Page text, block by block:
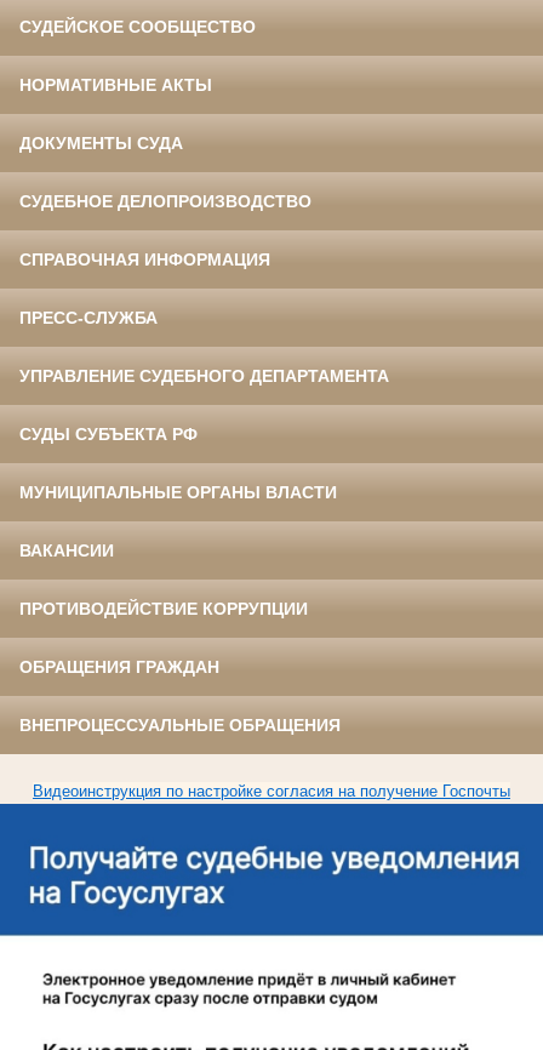
СУДЕЙСКОЕ СООБЩЕСТВО
НОРМАТИВНЫЕ АКТЫ
ДОКУМЕНТЫ СУДА
СУДЕБНОЕ ДЕЛОПРОИЗВОДСТВО
СПРАВОЧНАЯ ИНФОРМАЦИЯ
ПРЕСС-СЛУЖБА
УПРАВЛЕНИЕ СУДЕБНОГО ДЕПАРТАМЕНТА
СУДЫ СУБЪЕКТА РФ
МУНИЦИПАЛЬНЫЕ ОРГАНЫ ВЛАСТИ
ВАКАНСИИ
ПРОТИВОДЕЙСТВИЕ КОРРУПЦИИ
ОБРАЩЕНИЯ ГРАЖДАН
ВНЕПРОЦЕССУАЛЬНЫЕ ОБРАЩЕНИЯ
Видеоинструкция по настройке согласия на получение Госпочты